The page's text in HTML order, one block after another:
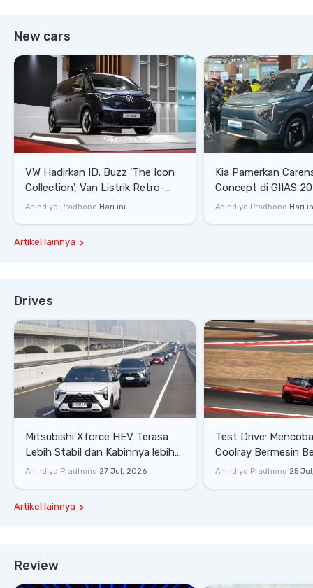
New cars
VW Hadirkan ID. Buzz 'The Icon
Collection', Van Listrik Retro-
Modern dengan Jarak Tempuh
Anindiyo Pradhono Hari ini
Kia Pamerkan
Concept di GIIAS
MPV Listrik
Anindiyo Pradhono Hari
Artikel lainnya
Drives
Mitsubishi Xforce HEV Terasa
Lebih Stabil dan Kabinnya lebih
Senyap
Anindiyo Pradhono 27 Jul, 2026
Test Drive: Mencoba Geely
Coolray Bermesin
di Sirkuit Mandalika
Anindiyo Pradhono 25
Artikel lainnya
Review